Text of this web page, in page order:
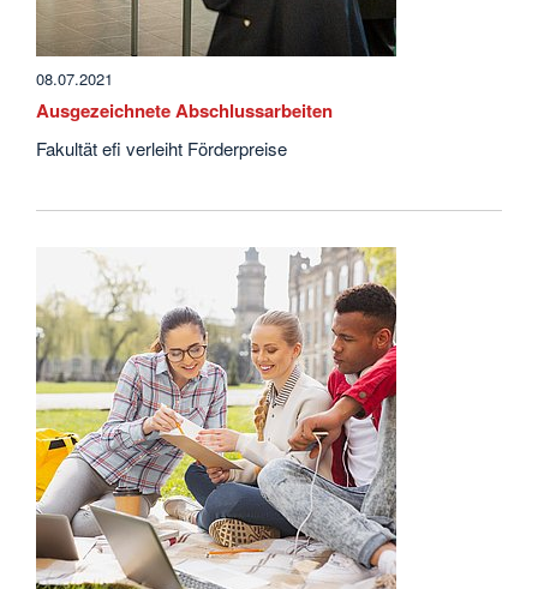
08.07.2021
Ausgezeichnete Abschlussarbeiten
Fakultät efi verleiht Förderpreise